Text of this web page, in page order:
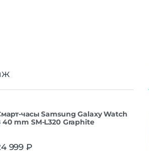
часы Samsung Galaxy Watch
40 mm SM-L320 Graphite
999 ₽